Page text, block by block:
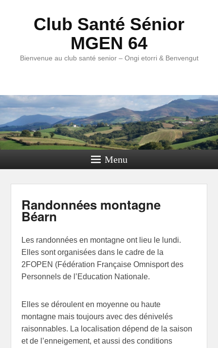
Club Santé Sénior
MGEN 64
Bienvenue au club santé senior – Ongi etorri & Benvengut
Menu
Randonnées montagne
Béarn
Les randonnées en montagne ont lieu le lundi.
Elles sont organisées dans le cadre de la
2FOPEN (Fédération Française Omnisport des
Personnels de l’Education Nationale.
Elles se déroulent en moyenne ou haute
montagne mais toujours avec des dénivelés
raisonnables. La localisation dépend de la saison
et de l’enneigement, et aussi des conditions